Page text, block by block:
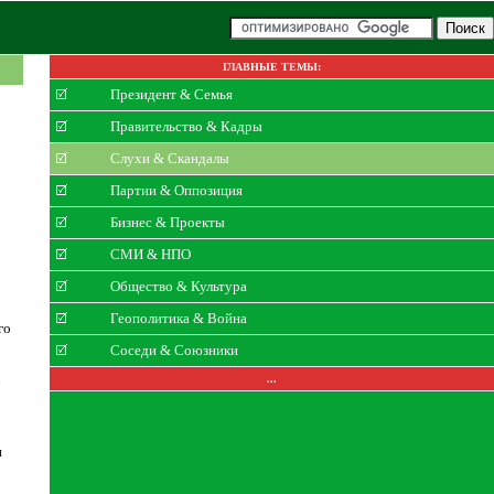
ГЛАВНЫЕ ТЕМЫ:
Президент & Семья
Правительство & Кадры
Слухи & Скандалы
Партии & Оппозиция
Бизнес & Проекты
СМИ & НПО
Общество & Культура
Геополитика & Война
Соседи & Союзники
...